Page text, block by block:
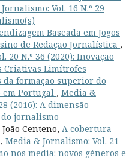
Vol. 16 N.º 29
Baseada em Jogos
de Redação Jornalística ,
20 N.º 36 (2020): Inovação
Criativas Limítrofes
da formação superior do
Portugal , Media &
(2016): A dimensão
jornalismo
Centeno, A cobertura
, Media & Jornalismo: Vol. 21
nos media: novos géneros e